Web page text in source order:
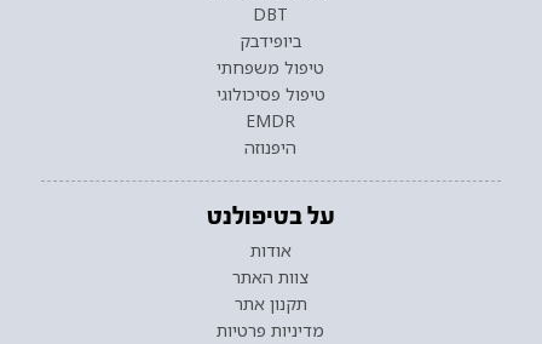
DBT
ביופידבק
טיפול משפחתי
טיפול פסיכולוגי
EMDR
היפנוזה
על בטיפולנט
אודות
צוות האתר
תקנון אתר
מדיניות פרטיות